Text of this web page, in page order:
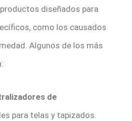
diseñados para
como los causados
Algunos de los más
de
para telas y tapizados.